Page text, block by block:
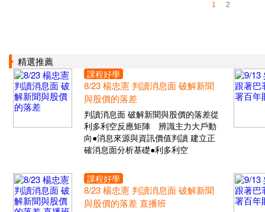
1 2
精選推薦
課程好學
8/23 楊忠憲 判讀消息面 破解新聞
與股價的落差
判讀消息面 破解新聞與股價的落差從
利多利空反應矩陣 辨識主力大戶動
向●消息來源與資訊價值判讀 建立正
確消息面分析基礎●利多利空
課程好學
8/23 楊忠憲 判讀消息面 破解新聞
與股價的落差 直播班